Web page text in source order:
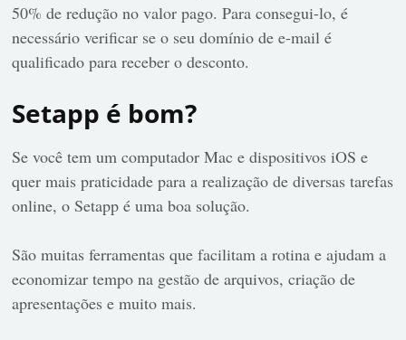
50% de redução no valor pago. Para consegui-lo, é
necessário verificar se o seu domínio de e-mail é
qualificado para receber o desconto.
Setapp é bom?
Se você tem um computador Mac e dispositivos iOS e
quer mais praticidade para a realização de diversas tarefas
online, o Setapp é uma boa solução.
São muitas ferramentas que facilitam a rotina e ajudam a
economizar tempo na gestão de arquivos, criação de
apresentações e muito mais.